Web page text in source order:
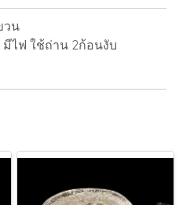
วน
ไฟ ใช้ถ่าน 2ก้อนงับ